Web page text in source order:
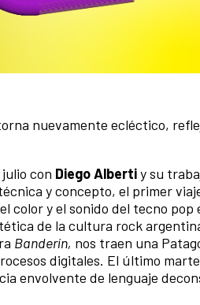
nuevamente ecléctico,
con Diego Albertiy su
y concepto, el primer
color y el sonido del tecno pop
de la cultura rock
Banderín, nos traen una
digitales. El último
envolvente de lenguaje